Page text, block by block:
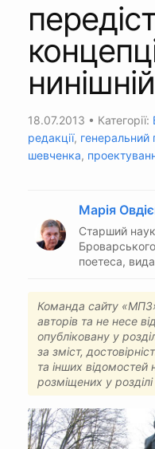
18.07.2013 • Категорії:
редакції, генеральний
шевченка,
Марія
Старший
поетеса,
Команда сайту
авторів та не несе
опубліковану у
за зміст,
та інших відомостей
розміщених у